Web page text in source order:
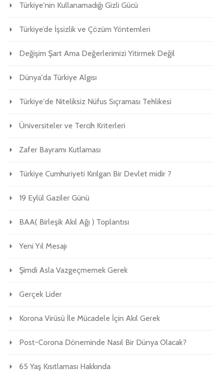
Türkiye'nin Kullanamadığı Gizli Gücü
Türkiye’de İşsizlik ve Çözüm Yöntemleri
Değişim Şart Ama Değerlerimizi Yitirmek Değil
Dünya'da Türkiye Algısı
Türkiye'de Niteliksiz Nüfus Sıçraması Tehlikesi
Üniversiteler ve Tercih Kriterleri
Zafer Bayramı Kutlaması
Türkiye Cumhuriyeti Kırılgan Bir Devlet midir ?
19 Eylül Gaziler Günü
BAA( Birleşik Akıl Ağı ) Toplantısı
Yeni Yıl Mesajı
Şimdi Asla Vazgeçmemek Gerek
Gerçek Lider
Korona Virüsü İle Mücadele İçin Akıl Gerek
Post-Corona Döneminde Nasıl Bir Dünya Olacak?
65 Yaş Kısıtlaması Hakkında